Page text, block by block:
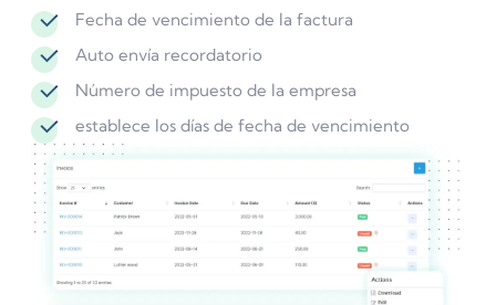
Fecha de vencimiento de la factura
Auto envía recordatorio
Número de impuesto de la empresa
establece los días de fecha de vencimiento